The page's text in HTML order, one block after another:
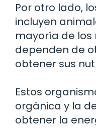
Por otro lado,
incluyen
mayoría de
dependen de
obtener sus
Estos
orgánica y la
obtener la